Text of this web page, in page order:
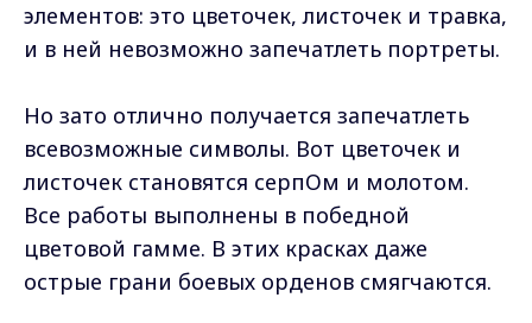
элементов: это цветочек, листочек и травка,
и в ней невозможно запечатлеть портреты.
Но зато отлично получается запечатлеть
всевозможные символы. Вот цветочек и
листочек становятся серпОм и молотом.
Все работы выполнены в победной
цветовой гамме. В этих красках даже
острые грани боевых орденов смягчаются.